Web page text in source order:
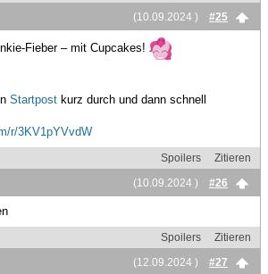
(10.09.2024 )
#25
Fieber – mit Cupcakes!
Startpost kurz durch und dann schnell
r/3KV1pYVvdW
Spoilers
Zitieren
(10.09.2024 )
#26
Spoilers
Zitieren
(12.09.2024 )
#27